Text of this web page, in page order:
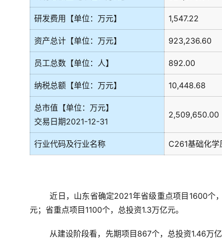
研发费用【单位：万元】 1,547.22
资产总计【单位：万元】 923,236.60
员工总数【单位：人】 892.00
纳税总额【单位：万元】 10,448.68
总市值【单位：万元】
交易日期2021-12-31
2,509,650.00
行业代码及行业名称 C261基础化
近日，山东省确定2021年省级重点项目1600个
元；省重点项目1100个，总投资1.3万亿元。
从建设阶段看，先期项目867个，总投资1.46万